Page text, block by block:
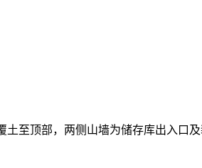
至顶部，两侧山墙为储存库出入口